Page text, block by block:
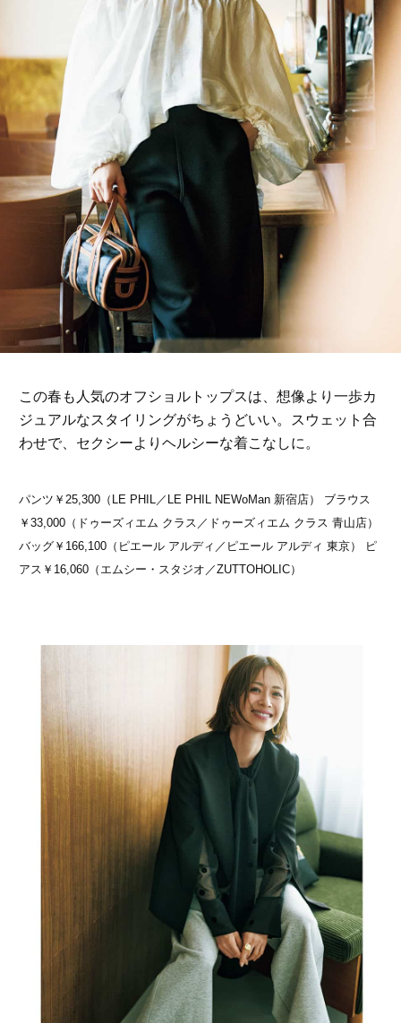
この春も人気のオフショルトップスは、想像より一歩カ
ジュアルなスタイリングがちょうどいい。スウェット合
わせで、セクシーよりヘルシーな着こなしに。
パンツ￥25,300（LE PHIL／LE PHIL NEWoMan 新宿店） ブラウス
￥33,000（ドゥーズィエム クラス／ドゥーズィエム クラス 青山店）
バッグ￥166,100（ピエール アルディ／ピエール アルディ 東京） ピ
アス￥16,060（エムシー・スタジオ／ZUTTOHOLIC）